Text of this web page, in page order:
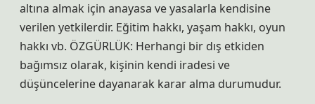
altına almak için anayasa ve yasalarla kendisine
verilen yetkilerdir. Eğitim hakkı, yaşam hakkı, oyun
hakkı vb. ÖZGÜRLÜK: Herhangi bir dış etkiden
bağımsız olarak, kişinin kendi iradesi ve
düşüncelerine dayanarak karar alma durumudur.